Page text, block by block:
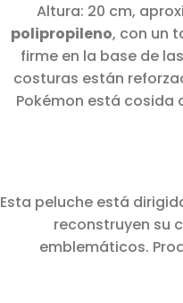
Altura: 20 cm,
polipropileno, con un
firme en la base de
costuras están
Pokémon está cosida
Esta peluche está
reconstruyen su
emblemáticos.